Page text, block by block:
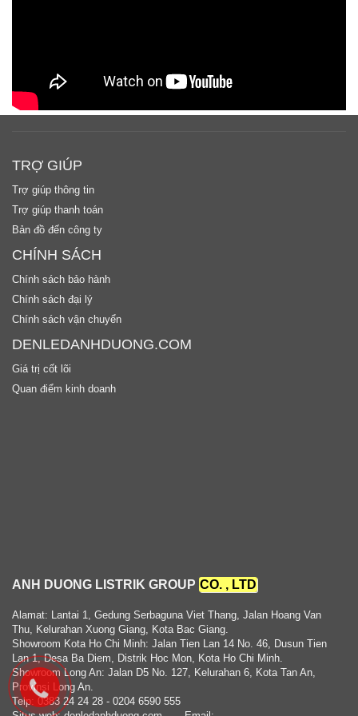
TRỢ GIÚP
Trợ giúp thông tin
Trợ giúp thanh toán
Bản đồ đến công ty
CHÍNH SÁCH
Chính sách bảo hành
Chính sách đại lý
Chính sách vận chuyển
DENLEDANHDUONG.COM
Giá trị cốt lõi
Quan điểm kinh doanh
ANH DUONG LISTRIK GROUP CO. , LTD
Alamat: Lantai 1, Gedung Serbaguna Viet Thang, Jalan Hoang Van
Thu, Kelurahan Xuong Giang, Kota Bac Giang.
Showroom Kota Ho Chi Minh: Jalan Tien Lan 14 No. 46, Dusun Tien
Lan 1, Desa Ba Diem, Distrik Hoc Mon, Kota Ho Chi Minh.
Showroom Long An: Jalan D5 No. 127, Kelurahan 6, Kota Tan An,
Provinsi Long An.
Telp: 0383 24 24 28 - 0204 6590 555